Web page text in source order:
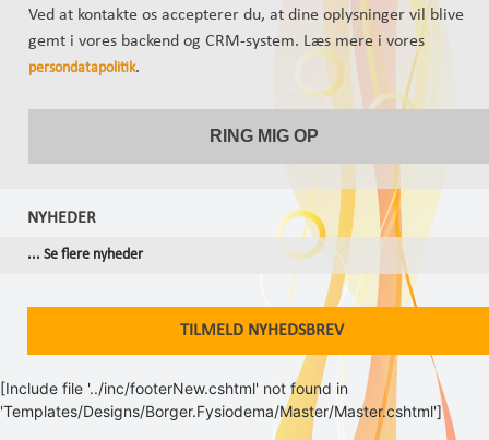
NYHEDER
... Se flere nyheder
TILMELD NYHEDSBREV
Ved at kontakte os accepterer du, at dine oplysninger vil blive
gemt i vores backend og CRM-system. Læs mere i vores
persondatapolitik.
[Include file '../inc/footerNew.cshtml' not found in
'Templates/Designs/Borger.Fysiodema/Master/Master.cshtml']